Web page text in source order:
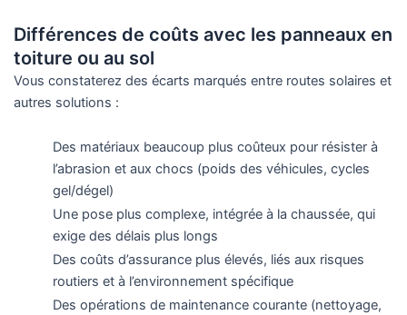
Différences de coûts avec les panneaux en
toiture ou au sol
Vous constaterez des écarts marqués entre routes solaires et
autres solutions :
Des matériaux beaucoup plus coûteux pour résister à
l’abrasion et aux chocs (poids des véhicules, cycles
gel/dégel)
Une pose plus complexe, intégrée à la chaussée, qui
exige des délais plus longs
Des coûts d’assurance plus élevés, liés aux risques
routiers et à l’environnement spécifique
Des opérations de maintenance courante (nettoyage,